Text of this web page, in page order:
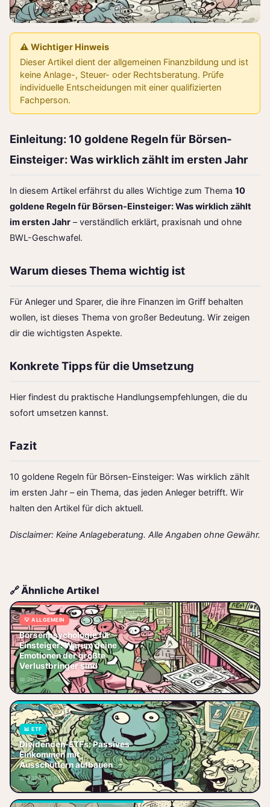
⚠️ Wichtiger Hinweis
Dieser Artikel dient der allgemeinen Finanzbildung und ist
keine Anlage-, Steuer- oder Rechtsberatung. Prüfe
individuelle Entscheidungen mit einer qualifizierten
Fachperson.
Einleitung: 10 goldene Regeln für Börsen-
Einsteiger: Was wirklich zählt im ersten Jahr
In diesem Artikel erfährst du alles Wichtige zum Thema 10
goldene Regeln für Börsen-Einsteiger: Was wirklich zählt
im ersten Jahr – verständlich erklärt, praxisnah und ohne
BWL-Geschwafel.
Warum dieses Thema wichtig ist
Für Anleger und Sparer, die ihre Finanzen im Griff behalten
wollen, ist dieses Thema von großer Bedeutung. Wir zeigen
dir die wichtigsten Aspekte.
Konkrete Tipps für die Umsetzung
Hier findest du praktische Handlungsempfehlungen, die du
sofort umsetzen kannst.
Fazit
10 goldene Regeln für Börsen-Einsteiger: Was wirklich zählt
im ersten Jahr – ein Thema, das jeden Anleger betrifft. Wir
halten den Artikel für dich aktuell.
Disclaimer: Keine Anlageberatung. Alle Angaben ohne Gewähr.
🔗 Ähnliche Artikel
💡 ALLGEMEIN
Börsenpsychologie für
Einsteiger: Warum deine
Emotionen der größte
Verlustbringer sind
📅 2026-06-06
Börsenpsychologie für
Einsteiger erklärt: Warum Angst,
Gier und Herdentrieb deine
Rendite vernichten – und wie du
mit de
📊 ETF
Dividenden-ETFs: Passives
Einkommen mit
Ausschüttern aufbauen
📅 2026-06-07
Dividenden-ETFs erklärt: Wie du
mit ausschüttenden ETFs
regelmäßige
Dividendenzahlungen erhältst,
welche Indizes sich lo